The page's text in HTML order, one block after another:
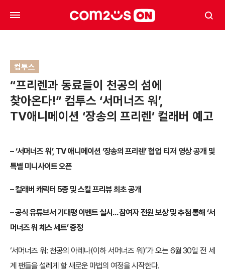
컴투스
“프리렌과 동료들이 천공의 섬에
찾아온다!” 컴투스 ‘서머너즈 워’,
TV애니메이션 ‘장송의 프리렌’ 컬래버 예고
– ‘서머너즈 워’, TV 애니메이션 ‘장송의 프리렌’ 협업 티저 영상 공개 및
특별 미니사이트 오픈
– 컬래버 캐릭터 5종 및 스킬 프리뷰 최초 공개
– 공식 유튜브서 기대평 이벤트 실시… 참여자 전원 보상 및 추첨 통해 ‘서
머너즈 워 체스 세트’ 증정
‘서머너즈 워: 천공의 아레나(이하 서머너즈 워)’가 오는 6월 30일 전 세
계 팬들을 설레게 할 새로운 마법의 여정을 시작한다.